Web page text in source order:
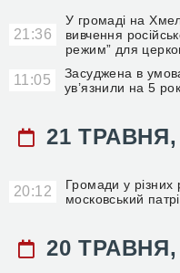
21:36
У громаді на
вивчення
режим” для
11:05
Засуджена в
ув’язнили на 5
21 ТРАВНЯ,
20:12
Громади у
московський
20 ТРАВНЯ,